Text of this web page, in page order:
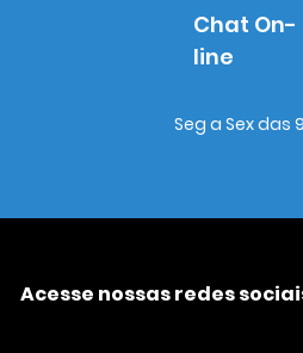
Chat On-
line
Seg a Sex das
Acesse nossas redes